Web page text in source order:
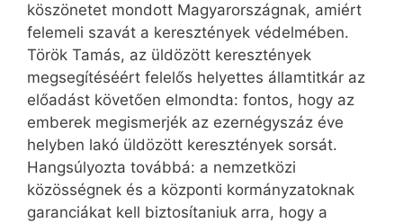
köszönetet mondott Magyarországnak, amiért
felemeli szavát a keresztények védelmében.
Török Tamás, az üldözött keresztények
megsegítéséért felelős helyettes államtitkár az
előadást követően elmondta: fontos, hogy az
emberek megismerjék az ezernégyszáz éve
helyben lakó üldözött keresztények sorsát.
Hangsúlyozta továbbá: a nemzetközi
közösségnek és a központi kormányzatoknak
garanciákat kell biztosítaniuk arra, hogy a